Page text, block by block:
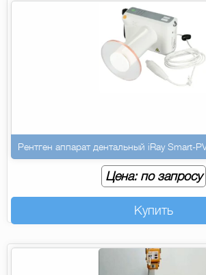
Рентген аппарат дентальный iRay Smart-
Цена: по запросу
Купить